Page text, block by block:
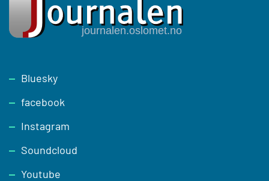
Footer
Bluesky
facebook
Instagram
Soundcloud
Youtube